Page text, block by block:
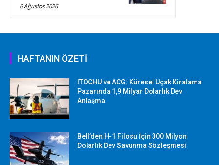
6 Ağustos 2026
HAFTANIN ÖZETİ
ITOCHU ve ACG: Küresel Uçak Kiralama
Pazarında 1,9 Milyar Dolarlık Dev
Anlaşma
Bell’den H-1 Filosu İçin 300 Milyon
Dolarlık Dev Savunma Sözleşmesi